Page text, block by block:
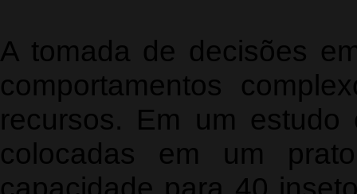
A tomada de decisões
comportamentos
recursos. Em um
colocadas em um